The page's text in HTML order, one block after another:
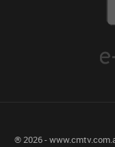
® 2026 -